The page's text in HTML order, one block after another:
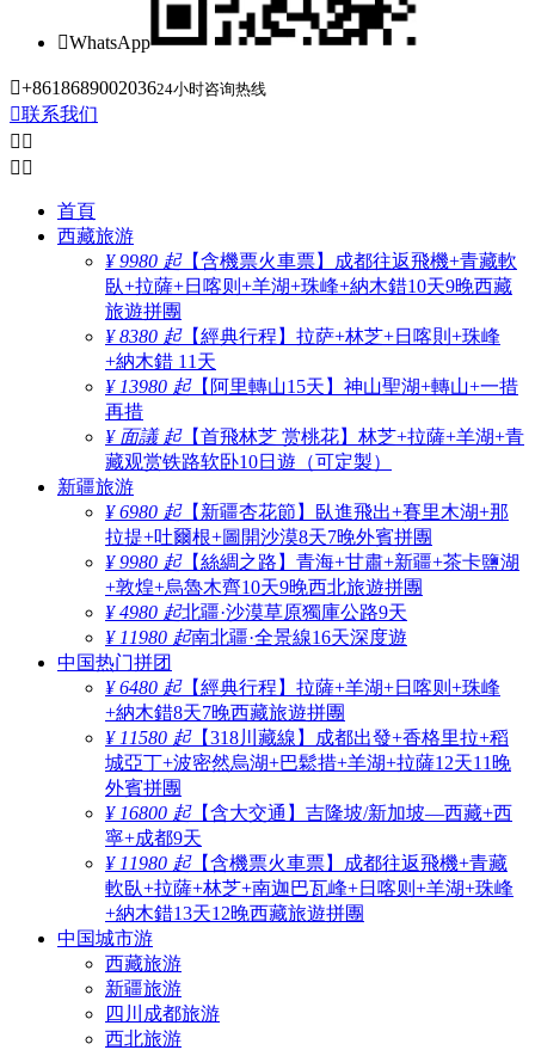
WhatsApp
+861868900203624小时咨询热线
联系我们
 
 
首頁
西藏旅游
¥ 9980 起【含機票火車票】成都往返飛機+青藏軟
臥+拉薩+日喀则+羊湖+珠峰+納木錯10天9晚西藏
旅遊拼團
¥ 8380 起【經典行程】拉萨+林芝+日喀則+珠峰
+納木錯 11天
¥ 13980 起【阿里轉山15天】神山聖湖+轉山+一措
再措
¥ 面議 起【首飛林芝 赏桃花】林芝+拉薩+羊湖+青
藏观赏铁路软卧10日遊（可定製）
新疆旅游
¥ 6980 起【新疆杏花節】臥進飛出+賽里木湖+那
拉提+吐爾根+圖開沙漠8天7晚外賓拼團
¥ 9980 起【絲綢之路】青海+甘肅+新疆+茶卡鹽湖
+敦煌+烏魯木齊10天9晚西北旅遊拼團
¥ 4980 起北疆·沙漠草原獨庫公路9天
¥ 11980 起南北疆·全景線16天深度遊
中国热门拼团
¥ 6480 起【經典行程】拉薩+羊湖+日喀则+珠峰
+納木錯8天7晚西藏旅遊拼團
¥ 11580 起【318川藏線】成都出發+香格里拉+稻
城亞丁+波密然烏湖+巴鬆措+羊湖+拉薩12天11晚
外賓拼團
¥ 16800 起【含大交通】吉隆坡/新加坡—西藏+西
寧+成都9天
¥ 11980 起【含機票火車票】成都往返飛機+青藏
軟臥+拉薩+林芝+南迦巴瓦峰+日喀则+羊湖+珠峰
+納木錯13天12晚西藏旅遊拼團
中国城市游
西藏旅游
新疆旅游
四川成都旅游
西北旅游